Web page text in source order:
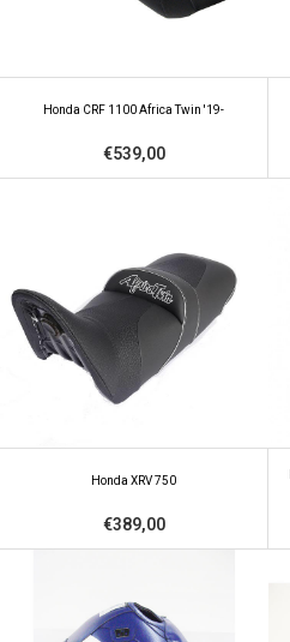
Honda CRF 1100 Africa Twin '19-
€539,00
Honda XRV 750
€389,00